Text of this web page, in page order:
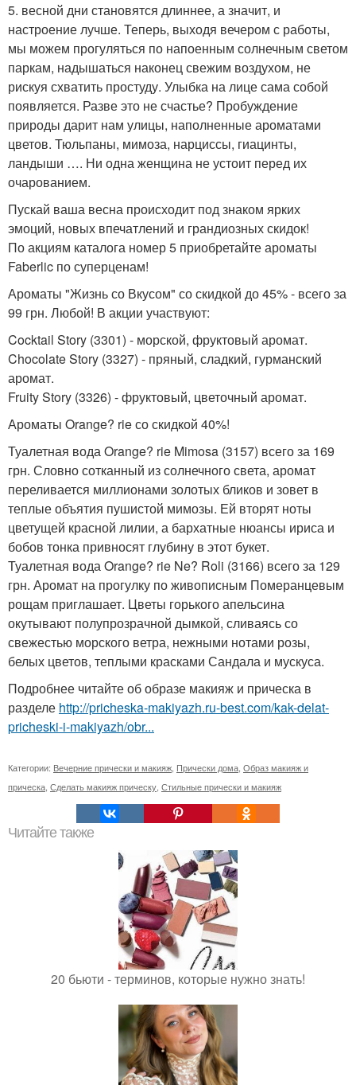
5. весной дни становятся длиннее, а значит, и
настроение лучше. Теперь, выходя вечером с работы,
мы можем прогуляться по напоенным солнечным светом
паркам, надышаться наконец свежим воздухом, не
рискуя схватить простуду. Улыбка на лице сама собой
появляется. Разве это не счастье? Пробуждение
природы дарит нам улицы, наполненные ароматами
цветов. Тюльпаны, мимоза, нарциссы, гиацинты,
ландыши …. Ни одна женщина не устоит перед их
очарованием.
Пускай ваша весна происходит под знаком ярких
эмоций, новых впечатлений и грандиозных скидок!
По акциям каталога номер 5 приобретайте ароматы
Faberlic по суперценам!
Ароматы "Жизнь со Вкусом" со скидкой до 45% - всего за
99 грн. Любой! В акции участвуют:
Cocktail Story (3301) - морской, фруктовый аромат.
Chocolate Story (3327) - пряный, сладкий, гурманский
аромат.
Fruity Story (3326) - фруктовый, цветочный аромат.
Ароматы Orange? rie со скидкой 40%!
Туалетная вода Orange? rie Mimosa (3157) всего за 169
грн. Словно сотканный из солнечного света, аромат
переливается миллионами золотых бликов и зовет в
теплые объятия пушистой мимозы. Ей вторят ноты
цветущей красной лилии, а бархатные нюансы ириса и
бобов тонка привносят глубину в этот букет.
Туалетная вода Orange? rie Ne? Roli (3166) всего за 129
грн. Аромат на прогулку по живописным Померанцевым
рощам приглашает. Цветы горького апельсина
окутывают полупрозрачной дымкой, сливаясь со
свежестью морского ветра, нежными нотами розы,
белых цветов, теплыми красками Сандала и мускуса.
Подробнее читайте об образе макияж и прическа в
разделе http://pricheska-makiyazh.ru-best.com/kak-delat-
pricheski-i-makiyazh/obr...
Категории: Вечерние прически и макияж, Прически дома, Образ макияж и
прическа, Сделать макияж прическу, Стильные прически и макияж
Читайте также
20 бьюти - терминов, которые нужно знать!